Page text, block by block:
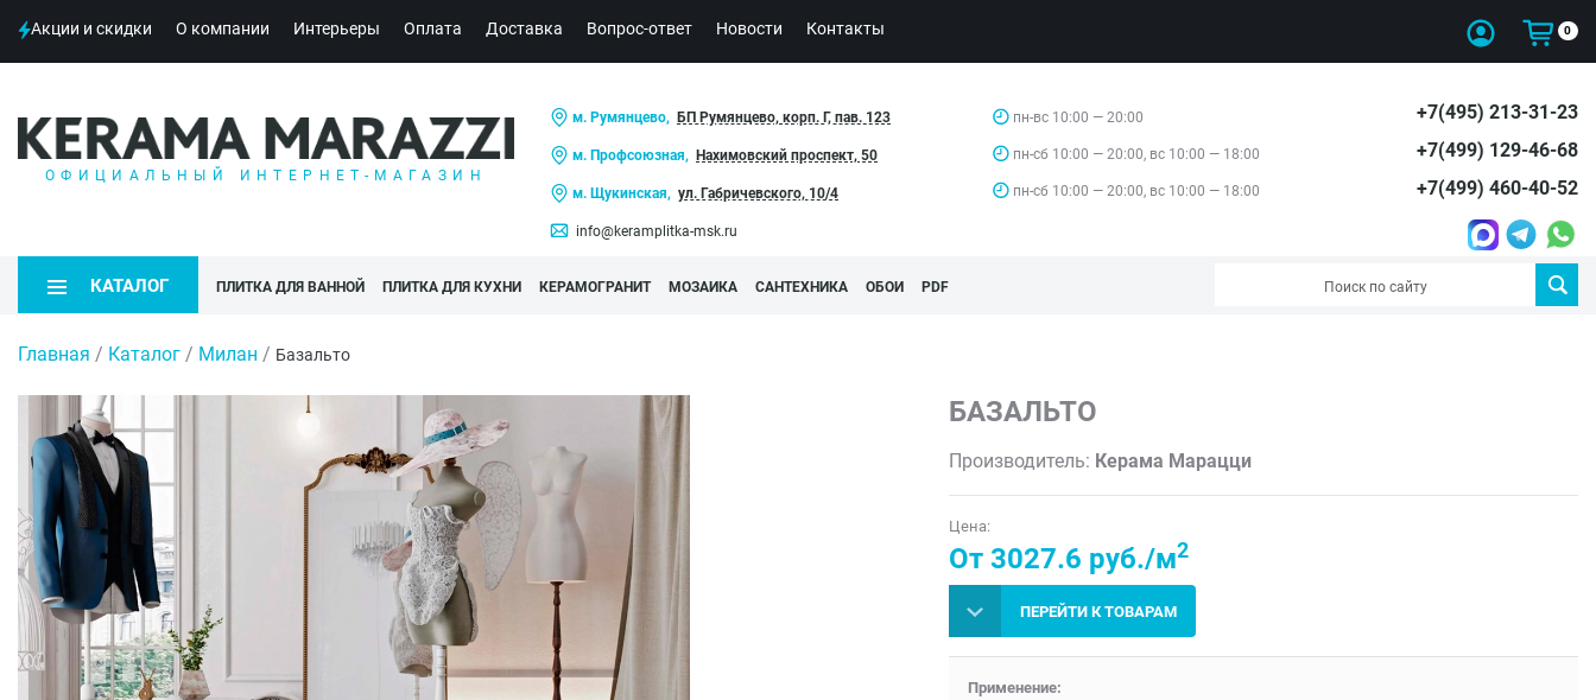
Акции и скидки О компании Интерьеры Оплата Доставка Вопрос-ответ Новости Контакты 0
ОФИЦИАЛЬНЫЙ ИНТЕРНЕТ-МАГАЗИН
м. Румянцево, БП Румянцево, корп. Г, пав. 123
м. Профсоюзная, Нахимовский проспект, 50
м. Щукинская, ул. Габричевского, 10/4
info@keramplitka-msk.ru
пн-вс 10:00 — 20:00
пн-сб 10:00 — 20:00, вс 10:00 — 18:00
пн-сб 10:00 — 20:00, вс 10:00 — 18:00
+7(495) 213-31-23
+7(499) 129-46-68
+7(499) 460-40-52
КАТАЛОГ ПЛИТКА ДЛЯ ВАННОЙ ПЛИТКА ДЛЯ КУХНИ КЕРАМОГРАНИТ МОЗАИКА САНТЕХНИКА ОБОИ PDF
Главная / Каталог / Милан / Базальто
БАЗАЛЬТО
Производитель: Керама Марацци
Цена:
От 3027.6 руб./м2
ПЕРЕЙТИ К ТОВАРАМ
Применение: